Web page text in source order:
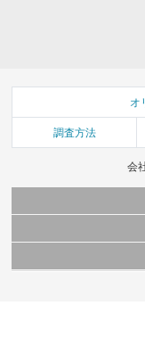
オ
調査方法
会
当サイトで公開されている情
これらの情報を権利者の許可
当サイトに掲載している内容
弊社の見解・ 意見ではないこ
このサイトでは Cookie を使